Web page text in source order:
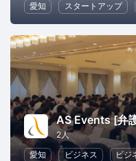
愛知
スタートアップ
AS Events [弁
2人
愛知
ビジネス ビジ